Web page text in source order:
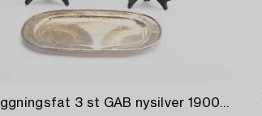
Uppläggningsfat 3 st GAB nysilver 1900-talets första hälft.